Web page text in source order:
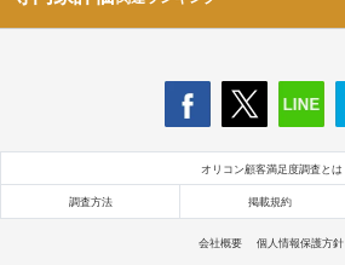
オリコン顧客満足度調査とは
調査方法 掲載規約
会社概要 個人情報保護方針